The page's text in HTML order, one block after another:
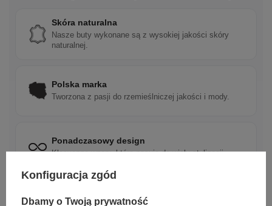
Skóra naturalna
Nasze buty wykonane są z wysokiej jakości skóry
naturalnej.
Polska marka
Tworzona z pasji do rzemieślniczej jakości i mody.
Ponadczasowy design
Klasyczne wzory, które pasują do wielu stylizacji.
Szybka wysyłka
Konfiguracja zgód
Dbamy o Twoją prywatność